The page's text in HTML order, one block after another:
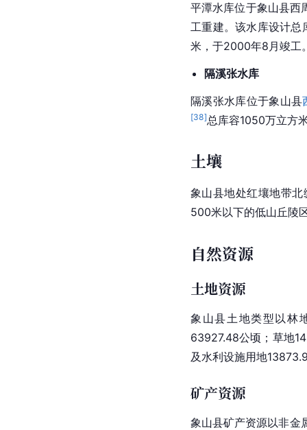
平潭水库位于象山县西
工重建。该水库设计
米，于2000年8月竣工
隔溪张水库
隔溪张水库位于象山县
[38]总库容1050万立方
土壤
象山县地处红壤地带
500米以下的低山 丘陵
自然资源
土地资源
象山县土地类型以林
63927.48公顷；草地
及 水利设施用地
矿产资源
象山县矿产资源以非金